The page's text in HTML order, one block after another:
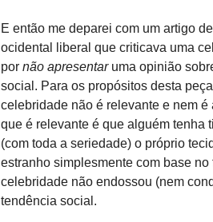
E então me deparei com um artigo
ocidental liberal que criticava uma
por não apresentaruma opinião
social. Para os propósitos desta
celebridade não é relevante e nem é
que é relevante é que alguém tenha
(com toda a seriedade) o próprio
estranho simplesmente com base no
celebridade não endossou (nem
tendência social.